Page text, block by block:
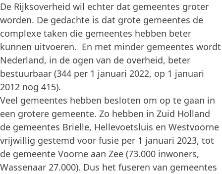
De Rijksoverheid wil echter dat gemeentes groter
worden. De gedachte is dat grote gemeentes de
complexe taken die gemeentes hebben beter
kunnen uitvoeren. En met minder gemeentes wordt
Nederland, in de ogen van de overheid, beter
bestuurbaar (344 per 1 januari 2022, op 1 januari
2012 nog 415).
Veel gemeentes hebben besloten om op te gaan in
een grotere gemeente. Zo hebben in Zuid Holland
de gemeentes Brielle, Hellevoetsluis en Westvoorne
vrijwillig gestemd voor fusie per 1 januari 2023, tot
de gemeente Voorne aan Zee (73.000 inwoners,
Wassenaar 27.000). Dus het fuseren van gemeentes